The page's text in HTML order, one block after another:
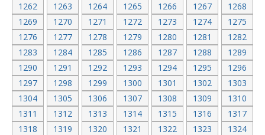
1262
1263 1264 1265 1266 1267
1268
1269
1270 1271 1272 1273 1274
1275
1276
1277 1278 1279 1280 1281
1282
1283
1284 1285 1286 1287 1288
1289
1290
1291 1292 1293 1294 1295
1296
1297
1298 1299 1300 1301 1302
1303
1304
1305 1306 1307 1308 1309
1310
1311
1312 1313 1314 1315 1316
1317
1318
1319 1320 1321 1322 1323
1324